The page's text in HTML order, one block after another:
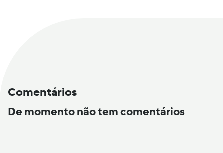
Comentários
De momento não tem comentários